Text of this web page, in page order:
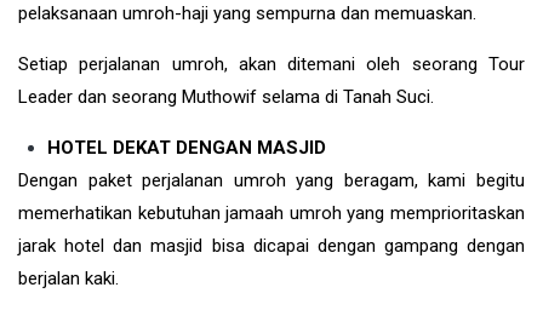
pelaksanaan umroh-haji yang sempurna dan memuaskan.
Setiap perjalanan umroh, akan ditemani oleh seorang Tour
Leader dan seorang Muthowif selama di Tanah Suci.
HOTEL DEKAT DENGAN MASJID
Dengan paket perjalanan umroh yang beragam, kami begitu
memerhatikan kebutuhan jamaah umroh yang memprioritaskan
jarak hotel dan masjid bisa dicapai dengan gampang dengan
berjalan kaki.